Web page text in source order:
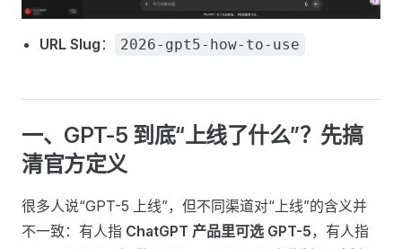
URL Slug ： 2026-gpt5-how-to-use
一、GPT-5 到底“上线了什么”？先搞
清官方定义
很多人说“GPT-5 上线”，但不同渠道对“上线”的含义并
不一致：有人指 ChatGPT 产品里可选 GPT-5，有人指